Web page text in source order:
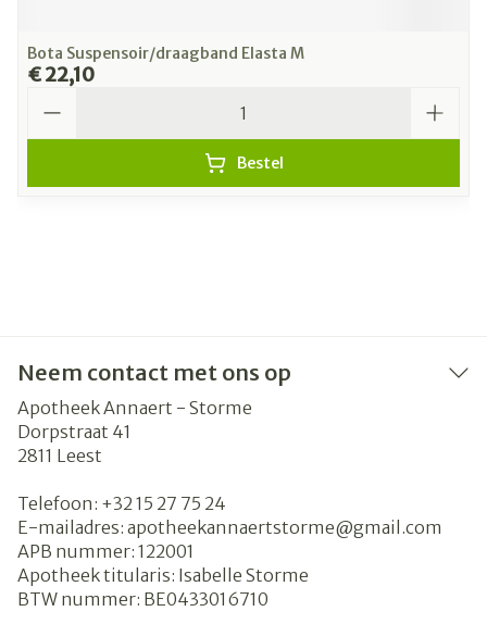
Bota Suspensoir/draagband Elasta M
€ 22,10
Bestel
Neem contact met ons op
Apotheek Annaert - Storme
Dorpstraat 41
2811 Leest
Telefoon: +32 15 27 75 24
E-mailadres: apotheekannaertstorme@gmail.com
APB nummer: 122001
Apotheek titularis: Isabelle Storme
BTW nummer: BE0433016710